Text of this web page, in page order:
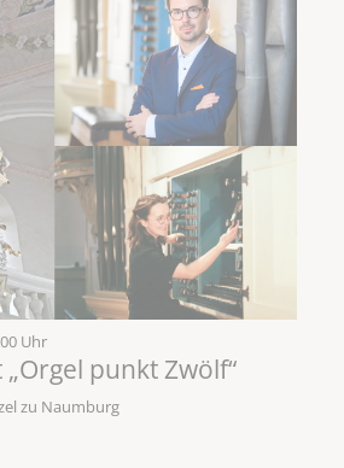
Uhr
punkt Zwölf“
zu Naumburg